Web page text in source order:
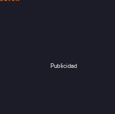
Publicidad